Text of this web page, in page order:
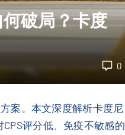
破局？卡度
0
案。本文深度解析卡度尼
评分低、免疫不敏感的